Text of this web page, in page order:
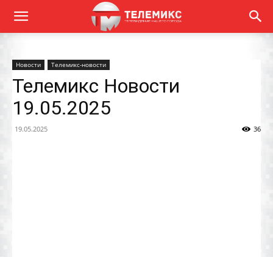
Новости Телемикс-новости
Телемикс Новости
19.05.2025
19.05.2025 36